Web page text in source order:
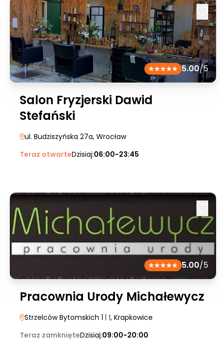
5.00/5
Salon Fryzjerski Dawid
Stefański
ul. Budziszyńska 27a, Wrocław
Teraz otwarteDzisiaj:06:00-23:45
5.00/5
Pracownia Urody Michałewycz
Strzelców Bytomskich 1 | 1, Krapkowice
Teraz zamknięteDzisiaj:09:00-20:00